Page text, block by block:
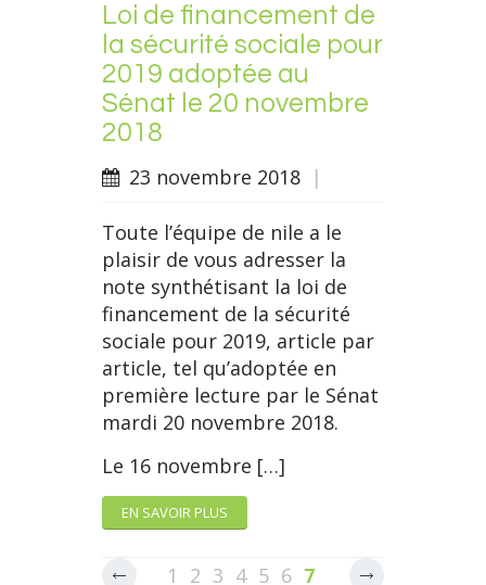
Loi de financement de
la sécurité sociale pour
2019 adoptée au
Sénat le 20 novembre
2018
23 novembre 2018 |
Toute l’équipe de nile a le
plaisir de vous adresser la
note synthétisant la loi de
financement de la sécurité
sociale pour 2019, article par
article, tel qu’adoptée en
première lecture par le Sénat
mardi 20 novembre 2018.
Le 16 novembre […]
EN SAVOIR PLUS
1 2 3 4 5 6 7